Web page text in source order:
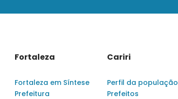
Fortaleza
Fortaleza em Síntese
Prefeitura
Cariri
Perfil da população
Prefeitos